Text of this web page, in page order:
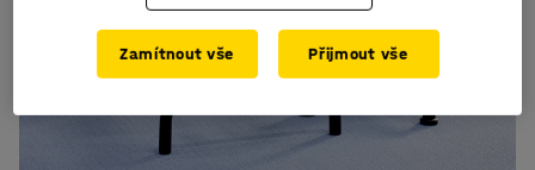
Zamítnout vše Přijmout vše